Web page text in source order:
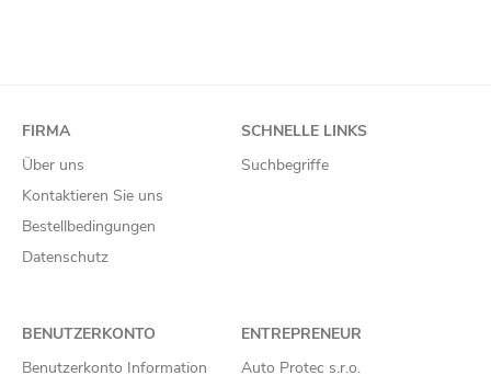
FIRMA
Über uns
Kontaktieren Sie uns
Bestellbedingungen
Datenschutz
SCHNELLE LINKS
Suchbegriffe
BENUTZERKONTO
Benutzerkonto Information
ENTREPRENEUR
Auto Protec s.r.o.